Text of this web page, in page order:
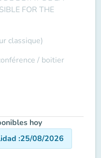
FOR THE
classique)
/ boitier
hoy
:25/08/2026